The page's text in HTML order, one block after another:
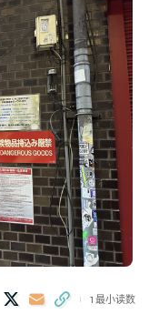
1 最小读数